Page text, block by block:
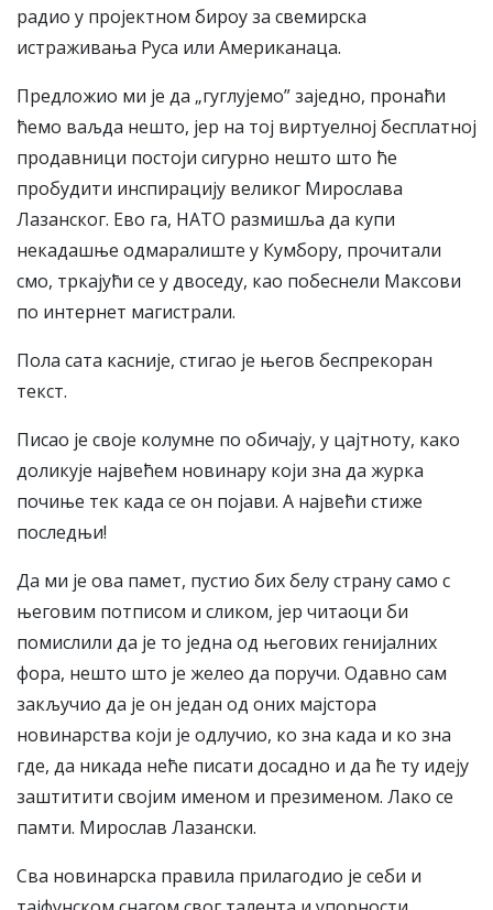
радио у пројектном бироу за свемирска
истраживања Руса или Американаца.
Предложио ми је да „гуглујемо” заједно, пронаћи
ћемо ваљда нешто, јер на тој виртуелној бесплатној
продавници постоји сигурно нешто што ће
пробудити инспирацију великог Мирослава
Лазанског. Ево га, НАТО размишља да купи
некадашње одмаралиште у Кумбору, прочитали
смо, тркајући се у двоседу, као побеснели Максови
по интернет магистрали.
Пола сата касније, стигао је његов беспрекоран
текст.
Писао је своје колумне по обичају, у цајтноту, како
доликује највећем новинару који зна да журка
почиње тек када се он појави. А највећи стиже
последњи!
Да ми је ова памет, пустио бих белу страну само с
његовим потписом и сликом, јер читаоци би
помислили да је то једна од његових генијалних
фора, нешто што је желео да поручи. Одавно сам
закључио да је он један од оних мајстора
новинарства који је одлучио, ко зна када и ко зна
где, да никада неће писати досадно и да ће ту идеју
заштитити својим именом и презименом. Лако се
памти. Мирослав Лазански.
Сва новинарска правила прилагодио је себи и